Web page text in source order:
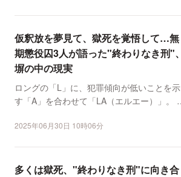
仮釈放を夢見て、獄死を覚悟して…無
期懲役囚3人が語った"終わりなき刑"、
塀の中の現実
ロングの「L」に、犯罪傾向が低いことを示
す「A」を合わせて「LA（エルエー）」。 こ
2025年06月30日 10時06分
多くは獄死、"終わりなき刑"に向き合